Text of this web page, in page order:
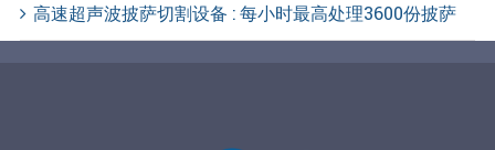
高速超声波披萨切割设备 : 每小时最高处理3600份披萨